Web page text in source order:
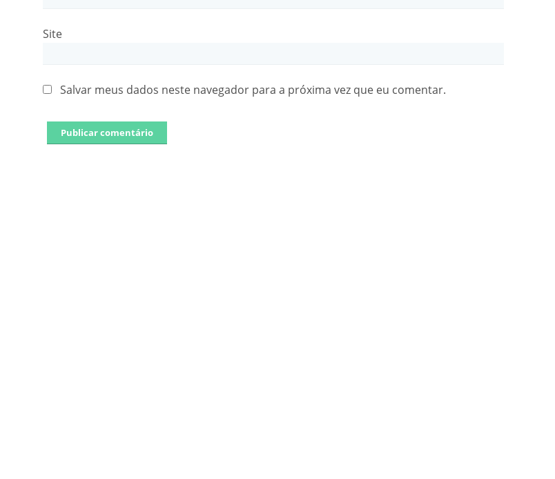
Site
Salvar meus dados neste navegador para a próxima vez que eu comentar.